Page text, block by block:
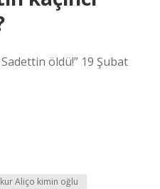
öldü!” 19 Şubat
Aliço kimin oğlu